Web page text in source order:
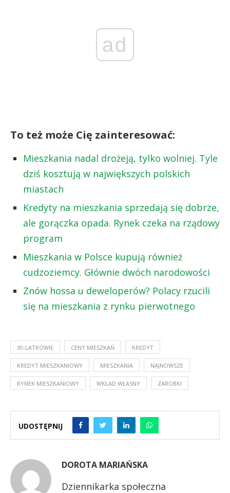
ad
To też może Cię zainteresować:
Mieszkania nadal drożeją, tylko wolniej. Tyle
dziś kosztują w największych polskich
miastach
Kredyty na mieszkania sprzedają się dobrze,
ale gorączka opada. Rynek czeka na rządowy
program
Mieszkania w Polsce kupują również
cudzoziemcy. Głównie dwóch narodowości
Znów hossa u deweloperów? Polacy rzucili
się na mieszkania z rynku pierwotnego
30-LATKOWIE CENY MIESZKAŃ KREDYT
KREDYT MIESZKANIOWY MIESZKANIA NAJNOWSZE
RYNEK MIESZKANIOWY WKŁAD WŁASNY ZAROBKI
UDOSTĘPNIJ
DOROTA MARIAŃSKA
Dziennikarka społeczna